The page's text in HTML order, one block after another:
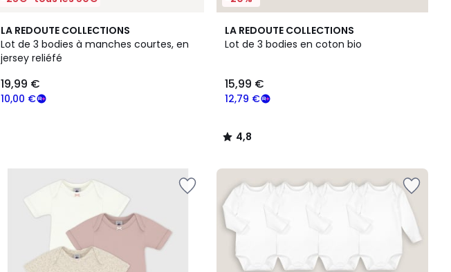
LA REDOUTE COLLECTIONS
Lot de 3 bodies à manches courtes, en
jersey reliéfé
10,00 €
19,99 €
LA REDOUTE COLLECTIONS
Lot de 3 bodies en coton bio
12,79 €
15,99 €
4,8
/ 5
4,8
/